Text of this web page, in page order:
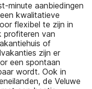
minute aanbiedingen
kwalitatieve
flexibel te zijn in
profiteren van
of
zijn er
een spontaan
wordt. Ook in
de Veluwe